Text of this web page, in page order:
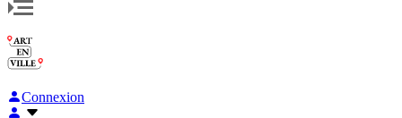
Connexion